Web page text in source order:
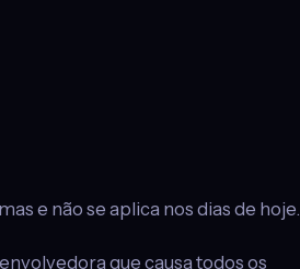
e não se aplica nos dias de hoje.
que causa todos os